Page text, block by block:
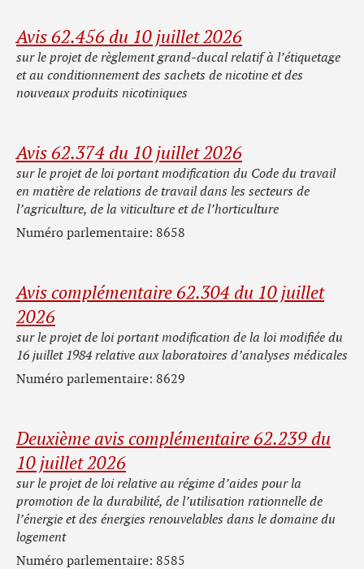
Avis 62.456 du 10 juillet 2026
sur le projet de règlement grand-ducal relatif à l’étiquetage
et au conditionnement des sachets de nicotine et des
nouveaux produits nicotiniques
Avis 62.374 du 10 juillet 2026
sur le projet de loi portant modification du Code du travail
en matière de relations de travail dans les secteurs de
l’agriculture, de la viticulture et de l’horticulture
Numéro parlementaire: 8658
Avis complémentaire 62.304 du 10 juillet
2026
sur le projet de loi portant modification de la loi modifiée du
16 juillet 1984 relative aux laboratoires d’analyses médicales
Numéro parlementaire: 8629
Deuxième avis complémentaire 62.239 du
10 juillet 2026
sur le projet de loi relative au régime d’aides pour la
promotion de la durabilité, de l’utilisation rationnelle de
l’énergie et des énergies renouvelables dans le domaine du
logement
Numéro parlementaire: 8585